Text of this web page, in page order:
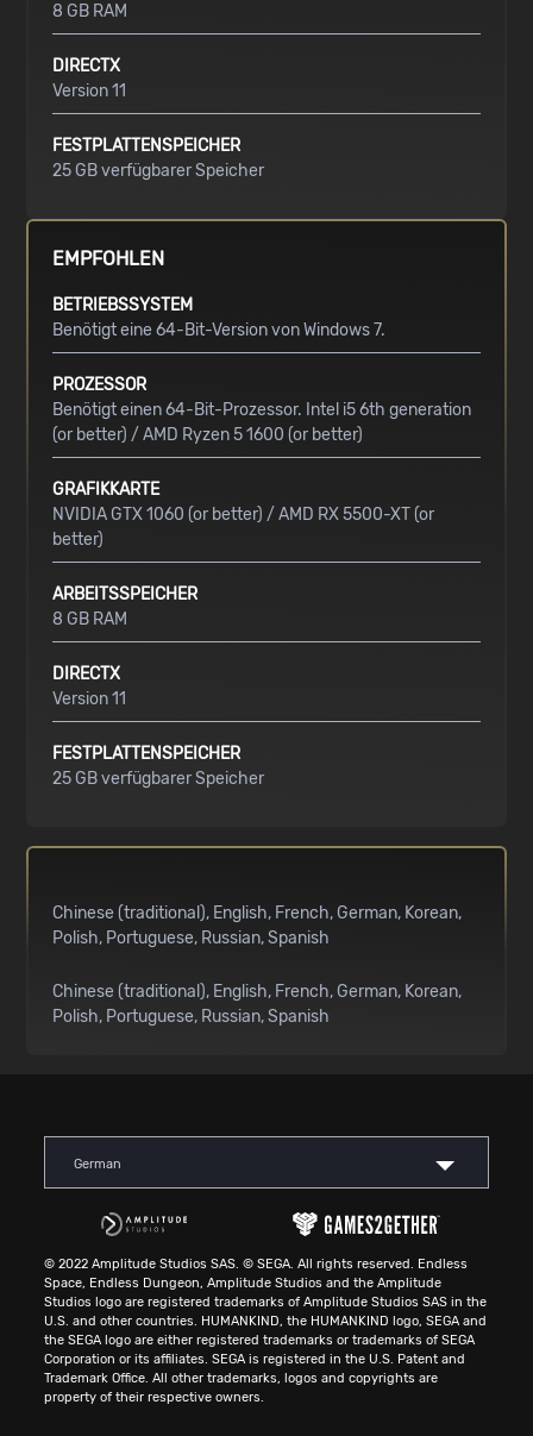
8 GB RAM
DIRECTX
Version 11
FESTPLATTENSPEICHER
25 GB verfügbarer Speicher
EMPFOHLEN
BETRIEBSSYSTEM
Benötigt eine 64-Bit-Version von Windows 7.
PROZESSOR
Benötigt einen 64-Bit-Prozessor. Intel i5 6th generation
(or better) / AMD Ryzen 5 1600 (or better)
GRAFIKKARTE
NVIDIA GTX 1060 (or better) / AMD RX 5500-XT (or
better)
ARBEITSSPEICHER
8 GB RAM
DIRECTX
Version 11
FESTPLATTENSPEICHER
25 GB verfügbarer Speicher
Chinese (traditional) English French German Korean
Polish Portuguese Russian Spanish
Chinese (traditional) English French German Korean
Polish Portuguese Russian Spanish
German
© 2022 Amplitude Studios SAS. © SEGA. All rights reserved. Endless
Space, Endless Dungeon, Amplitude Studios and the Amplitude
Studios logo are registered trademarks of Amplitude Studios SAS in the
U.S. and other countries. HUMANKIND, the HUMANKIND logo, SEGA and
the SEGA logo are either registered trademarks or trademarks of SEGA
Corporation or its affiliates. SEGA is registered in the U.S. Patent and
Trademark Office. All other trademarks, logos and copyrights are
property of their respective owners.